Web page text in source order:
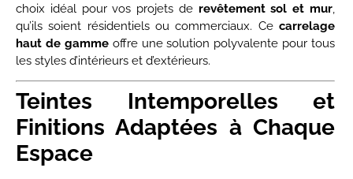
choix idéal pour vos projets de revêtement sol et mur,
qu’ils soient résidentiels ou commerciaux. Cecarrelage
haut de gammeoffre une solution polyvalente pour tous
les styles d’intérieurs et d’extérieurs.
Teintes Intemporelles et
Finitions Adaptées à Chaque
Espace